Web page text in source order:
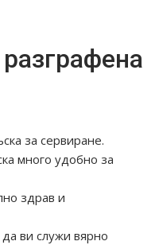
за сервиране.
много удобно за
здрав и
ви служи вярно